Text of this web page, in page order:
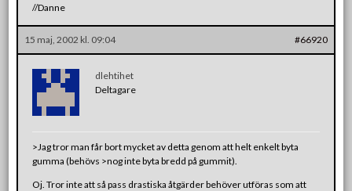
//Danne
15 maj, 2002 kl. 09:04 #66920
dlehtihet
Deltagare
>Jag tror man får bort mycket av detta genom att helt enkelt byta
gumma (behövs >nog inte byta bredd på gummit).
Oj. Tror inte att så pass drastiska åtgärder behöver utföras som att